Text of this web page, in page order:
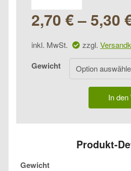
2,70 €–5,30
inkl. MwSt. zzgl.
Gewicht
Tungsten
In den
Produkt-
Gewicht